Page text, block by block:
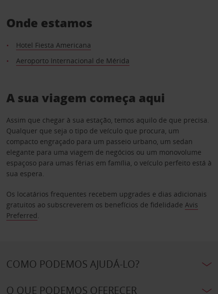
Onde estamos
Hotel Fiesta Americana
Aeroporto Internacional de Mérida
A sua viagem começa aqui
Assim que chegar à sua estação, temos aquilo de que precisa.
Qualquer que seja o tipo de veículo que procura, um
compacto engraçado para um passeio urbano, um sedan
elegante para uma viagem de negócios ou um monovolume
espaçoso para umas férias em família, o veículo perfeito está à
sua espera.
Os locatários frequentes recebem upgrades e dias adicionais
gratuitos ao subscreverem os benefícios de fidelidade Avis
Preferred.
COMO PODEMOS AJUDÁ-LO?
O QUE PODEMOS OFERECER